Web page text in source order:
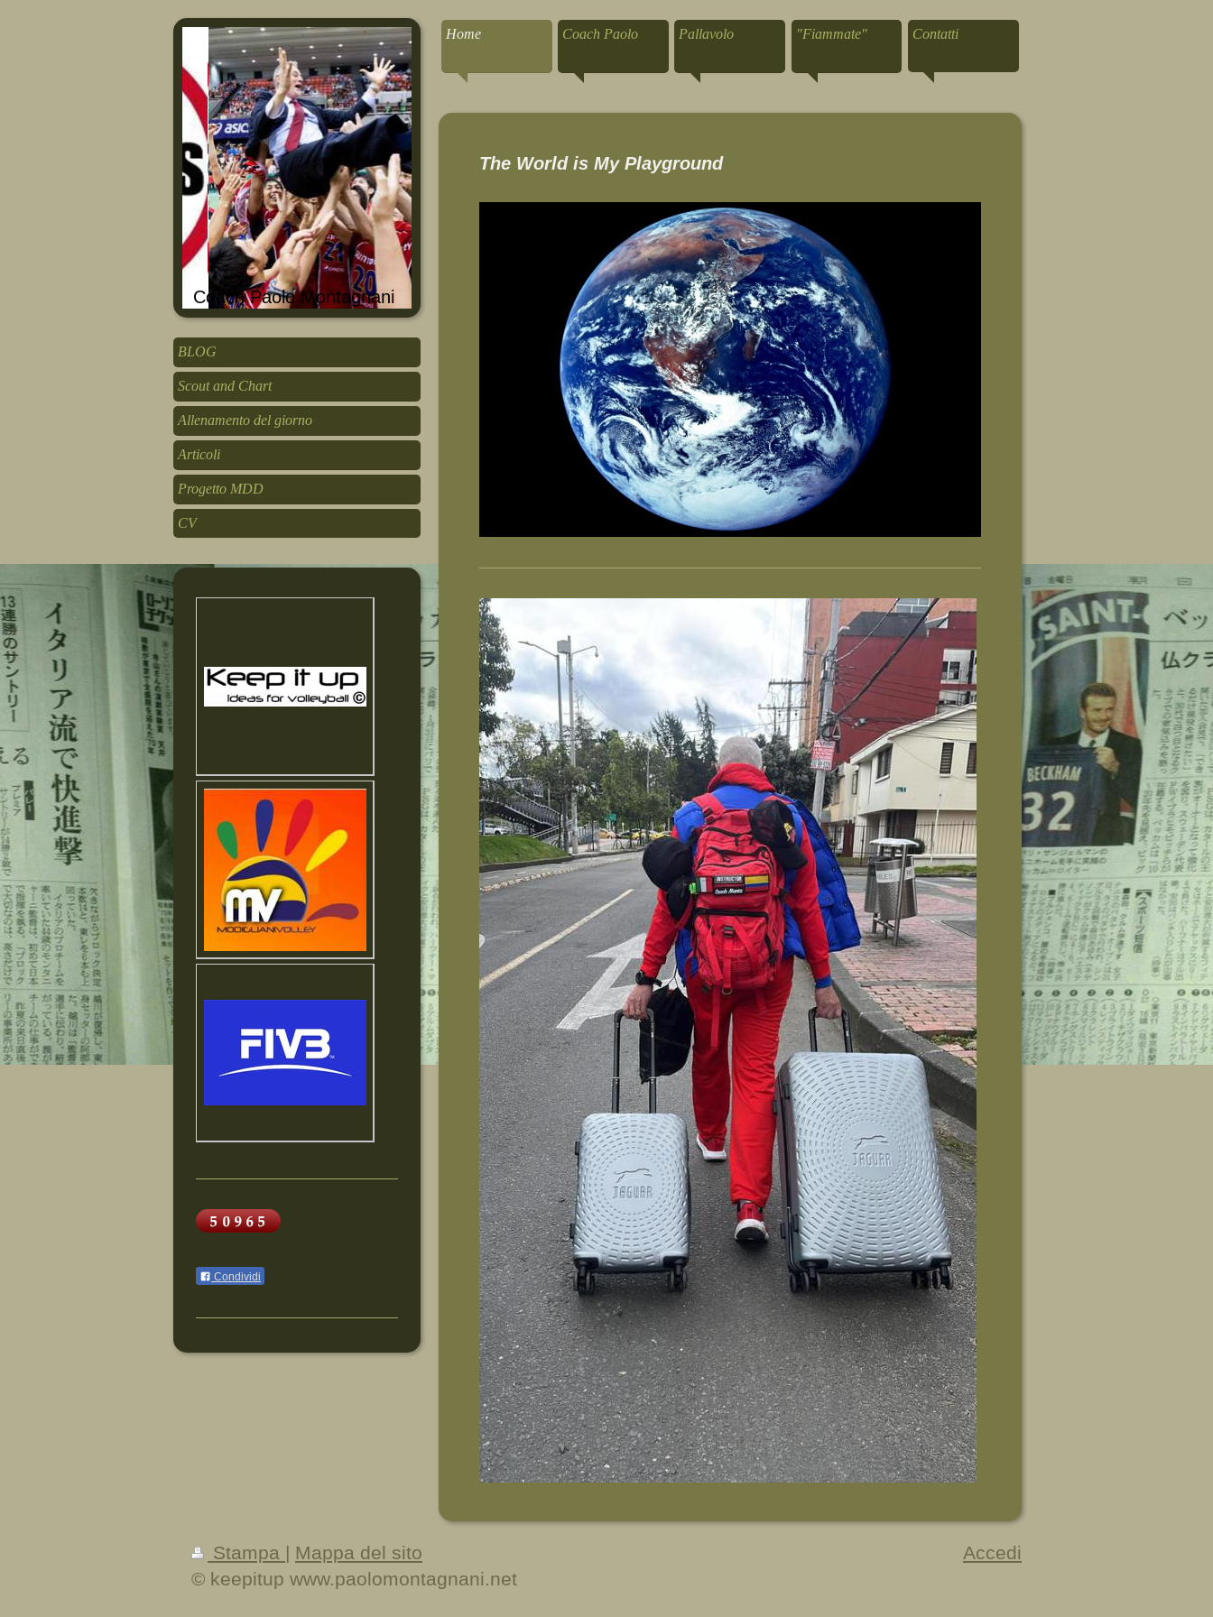
Coach Paolo Montagnani
BLOG
Scout and Chart
Allenamento del giorno
Articoli
Progetto MDD
CV
Condividi
Home Coach Paolo Pallavolo "Fiammate" Contatti
The World is My Playground
Stampa | Mappa del sito
© keepitup www.paolomontagnani.net
Accedi